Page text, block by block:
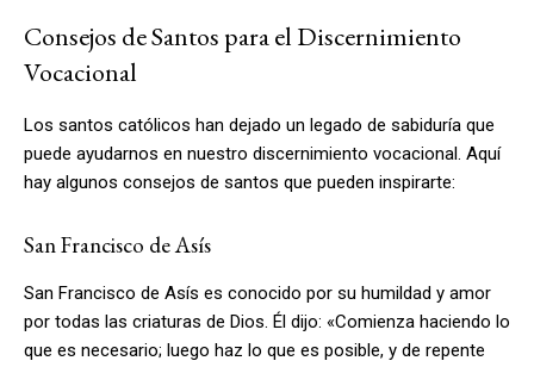
Consejos de Santos para el Discernimiento
Vocacional
Los santos católicos han dejado un legado de sabiduría que
puede ayudarnos en nuestro discernimiento vocacional. Aquí
hay algunos consejos de santos que pueden inspirarte:
San Francisco de Asís
San Francisco de Asís es conocido por su humildad y amor
por todas las criaturas de Dios. Él dijo: «Comienza haciendo lo
que es necesario; luego haz lo que es posible, y de repente